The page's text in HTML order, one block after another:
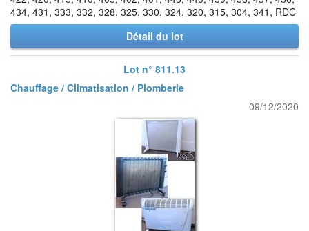
434, 431, 333, 332, 328, 325, 330, 324, 320, 315, 304, 341, RDC
Détail du lot
Lot n° 811.13
Chauffage / Climatisation / Plomberie
09/12/2020